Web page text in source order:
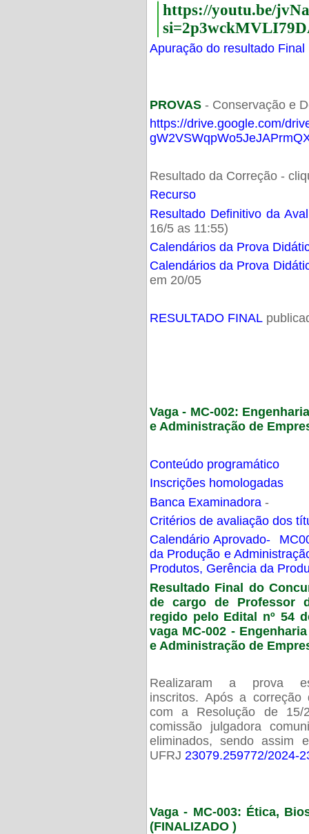
https://youtu.be/
Apuração do resultado Final
PROVAS- Conservação e
https://drive.google.com/
Resultado da Correção -
Recurso
Resultado Definitivo da
16/5 as 11:55)
Calendários da Prova
Calendários da Prova
em 20/05
RESULTADO FINAL
Vaga - MC-002:
e Administração de
Conteúdo programático
Inscrições homologadas
Banca Examinadora -
Critérios de avaliação dos
Calendário Aprovado-
da Produção e
Produtos, Gerência da
Resultado Final do
de cargo de Professor
regido pelo Edital nº 54
vaga MC-002 -
e Administração de
Realizaram a prova
inscritos. Após a
com a Resolução de 15/
comissão julgadora
eliminados, sendo assim
UFRJ 23079.259772/2024-
Vaga - MC-003: Ética,
(FINALIZADO )